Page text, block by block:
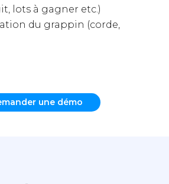
lots à gagner etc.)
du grappin (corde,
une démo